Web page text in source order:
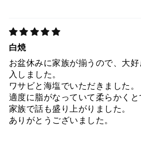
白焼
お盆休みに家族が揃うので、大
入しました。
ワサビと海塩でいただきました。
適度に脂がなっていて柔らかくと
家族で話も盛り上がりました。
ありがとうございました。